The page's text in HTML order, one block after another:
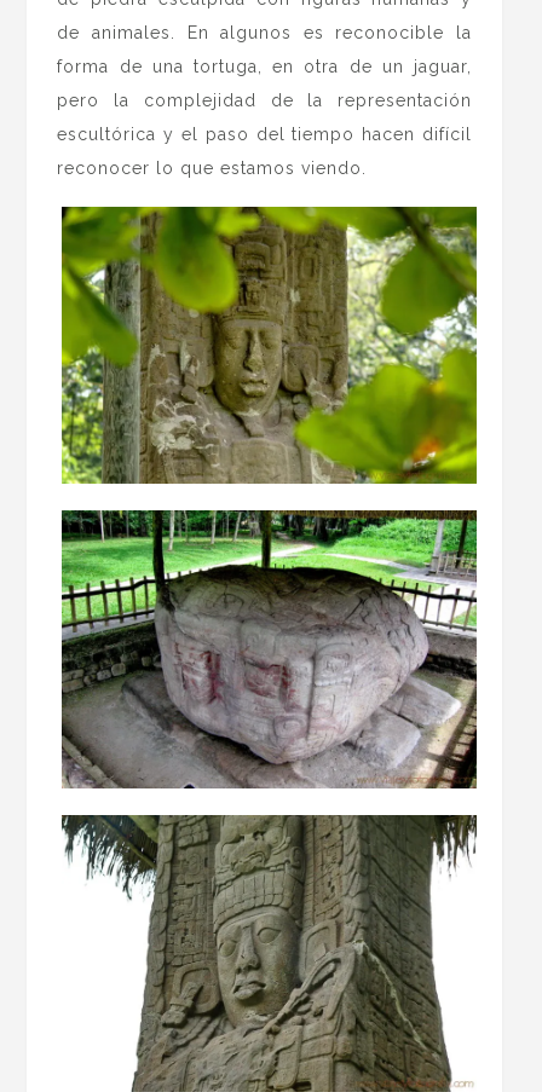
de animales. En algunos es reconocible la
forma de una tortuga, en otra de un jaguar,
pero la complejidad de la representación
escultórica y el paso del tiempo hacen difícil
reconocer lo que estamos viendo.